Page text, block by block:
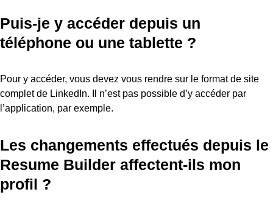
Puis-je y accéder depuis un
téléphone ou une tablette ?
Pour y accéder, vous devez vous rendre sur le format de site
complet de LinkedIn. Il n’est pas possible d’y accéder par
l’application, par exemple.
Les changements effectués depuis le
Resume Builder affectent-ils mon
profil ?